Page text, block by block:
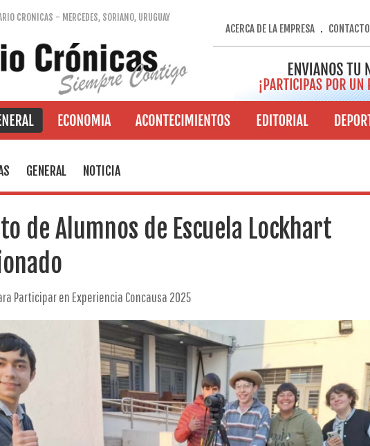
CRONICAS - MERCEDES, SORIANO, URUGUAY
ACERCA DE LA EMPRESA. CONTACTO
GENERAL NOTICIA
de Alumnos de Escuela Lockhart
Participar en Experiencia Concausa 2025